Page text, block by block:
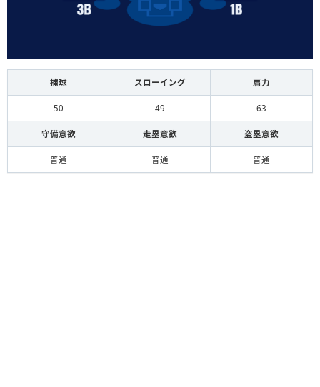
捕球 スローイング 肩力
50 49 63
守備意欲 走塁意欲 盗塁意欲
普通 普通 普通